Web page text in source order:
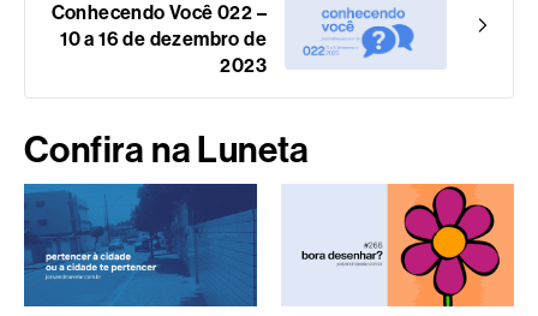
Conhecendo Você 022 –
10 a 16 de dezembro de
2023
Confira na Luneta